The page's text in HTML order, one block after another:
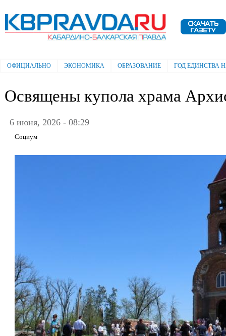
Электронная газета "Кабардино-
Балкарская правда"
Главное меню
ОФИЦИАЛЬНО ЭКОНОМИКА ОБРАЗОВАНИЕ ГОД ЕДИНСТВА
Освящены купола храма
6 июня, 2026 - 08:29
Социум